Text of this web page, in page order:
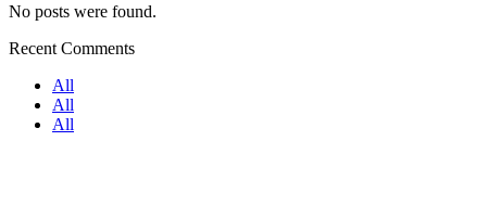
No posts were found.
Recent Comments
All
All
All